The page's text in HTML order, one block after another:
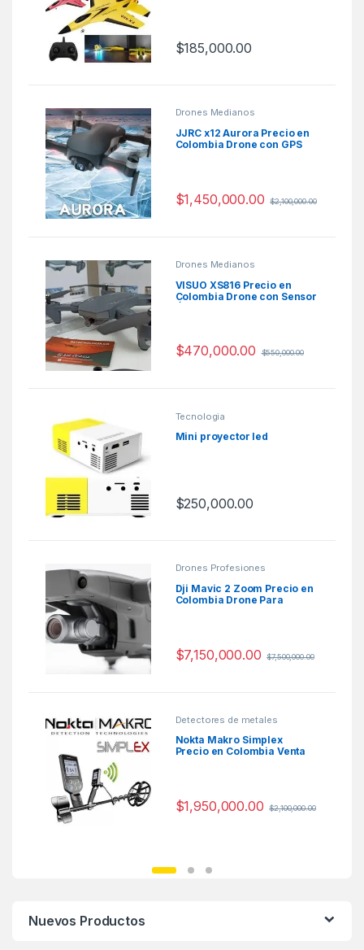
$185,000.00
Drones Medianos
JJRC x12 Aurora Precio en
Colombia Drone con GPS
$1,450,000.00 $2,100,000.00
Drones Medianos
VISUO XS816 Precio en
Colombia Drone con Sensor
$470,000.00 $550,000.00
Tecnologia
Mini proyector led
$250,000.00
Drones Profesiones
Dji Mavic 2 Zoom Precio en
Colombia Drone Para
$7,150,000.00 $7,500,000.00
Detectores de metales
Nokta Makro Simplex
Precio en Colombia Venta
$1,950,000.00 $2,100,000.00
Nuevos Productos